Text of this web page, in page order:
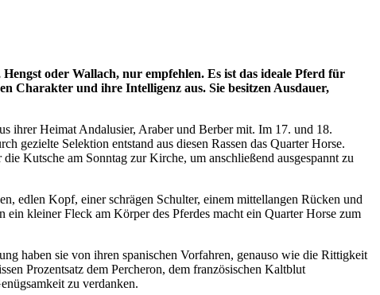
oder Wallach, nur empfehlen. Es ist das ideale Pferd für
Charakter und ihre Intelligenz aus. Sie besitzen Ausdauer,
ihrer Heimat Andalusier, Araber und Berber mit. Im 17. und 18.
gezielte Selektion entstand aus diesen Rassen das Quarter Horse.
Kutsche am Sonntag zur Kirche, um anschließend ausgespannt zu
edlen Kopf, einer schrägen Schulter, einem mittellangen Rücken und
kleiner Fleck am Körper des Pferdes macht ein Quarter Horse zum
haben sie von ihren spanischen Vorfahren, genauso wie die Rittigkeit
Prozentsatz dem Percheron, dem französischen Kaltblut
zu verdanken.